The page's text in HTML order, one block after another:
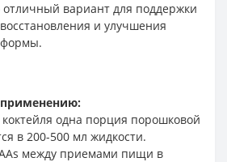
отличный вариант для поддержки
и улучшения
одна порция порошковой
в 200-500 мл жидкости.
между приемами пищи в